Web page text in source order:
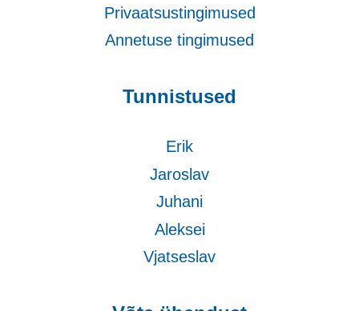
Privaatsustingimused
Annetuse tingimused
Tunnistused
Erik
Jaroslav
Juhani
Aleksei
Vjatseslav